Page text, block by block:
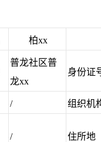
柏xx
普龙社区普
龙xx
身份证
/ 组织机
/ 住所地